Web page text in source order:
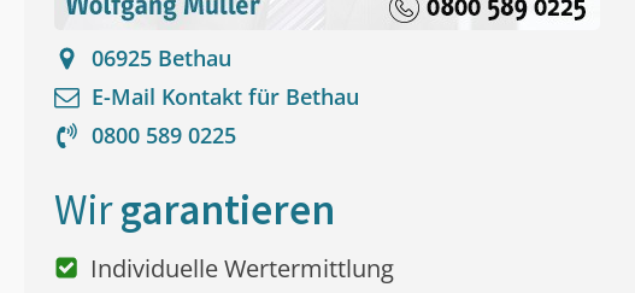
06925 Bethau
E-Mail Kontakt für Bethau
0800 589 0225
Wirgarantieren
Individuelle Wertermittlung